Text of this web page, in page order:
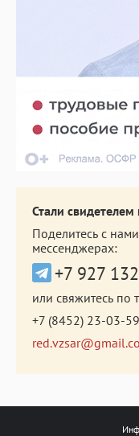
Стали
Поделитесь с
мессенджерах:
+7 927
или свяжитесь по
+7 (8452) 23-03-59